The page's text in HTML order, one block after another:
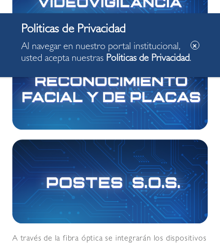
A través de la fibra óptica se integrarán los dispositivos
Al navegar en nuestro portal institucional,
usted acepta nuestras Politicas de Privacidad.